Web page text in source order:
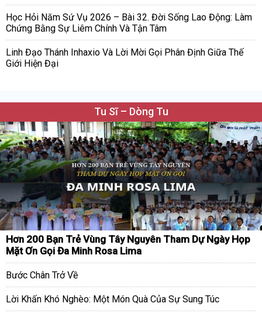
Học Hỏi Năm Sứ Vụ 2026 – Bài 32. Đời Sống Lao Động: Làm
Chứng Bằng Sự Liêm Chính Và Tận Tâm
Linh Đạo Thánh Inhaxio Và Lời Mời Gọi Phân Định Giữa Thế
Giới Hiện Đại
Tu Sĩ – Dòng Tu
Hơn 200 Bạn Trẻ Vùng Tây Nguyên Tham Dự Ngày Họp
Mặt Ơn Gọi Đa Minh Rosa Lima
Bước Chân Trở Về
Lời Khấn Khó Nghèo: Một Món Quà Của Sự Sung Túc